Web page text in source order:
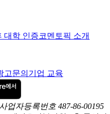
대학 인증코멘토픽 소개
고문의 기업 교육
업자등록번호 487-86-00195